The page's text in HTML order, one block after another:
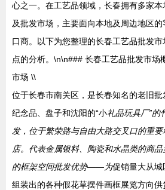
心之一。在工艺品领域，长春拥有多家
及批发市场，主要面向本地及周边地区
口商。以下为您整理的长春工艺品批发
点的分析。\n\n### 长春工艺品批发市场
市场 \\
位于长春市南关区，是长春知名的老旧批
纪念品、盘子和沈阳的“小礼品玩具厂”的
发，位于繁荣路与自由大路交叉口的重
店。代表金属银料、陶瓷和水晶类的商
的框架空间批发优势——为促销量大从
组装出的各种假花草摆件画框展览方向